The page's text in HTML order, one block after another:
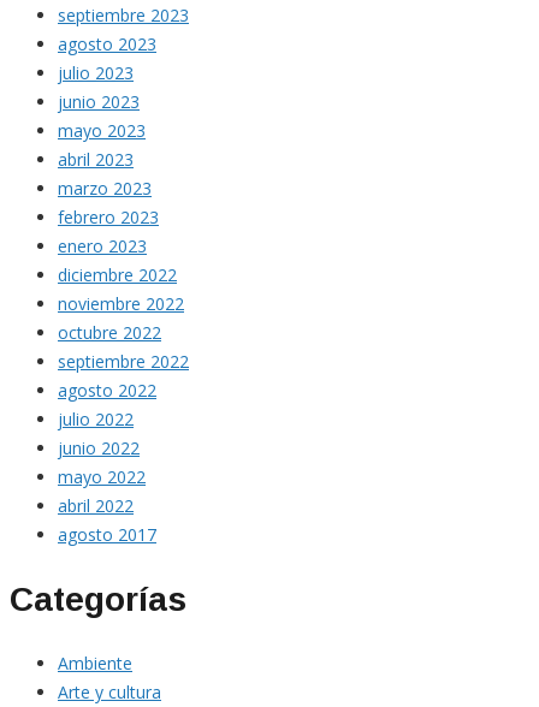
septiembre 2023
agosto 2023
julio 2023
junio 2023
mayo 2023
abril 2023
marzo 2023
febrero 2023
enero 2023
diciembre 2022
noviembre 2022
octubre 2022
septiembre 2022
agosto 2022
julio 2022
junio 2022
mayo 2022
abril 2022
agosto 2017
Categorías
Ambiente
Arte y cultura